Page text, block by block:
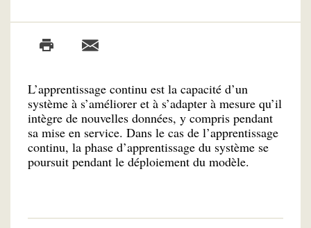
L’apprentissage continu est la capacité d’un
système à s’améliorer et à s’adapter à mesure qu’il
intègre de nouvelles données, y compris pendant
sa mise en service. Dans le cas de l’apprentissage
continu, la phase d’apprentissage du système se
poursuit pendant le déploiement du modèle.